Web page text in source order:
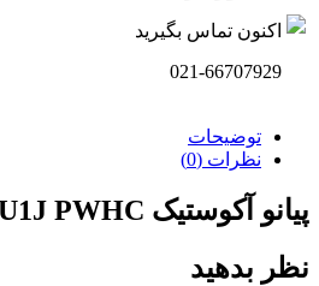
اکنون تماس بگیرید
021-66707929
توضیحات
نظرات (0)
پیانو آکوستیک Yamaha U1J PWHC
نظر بدهید